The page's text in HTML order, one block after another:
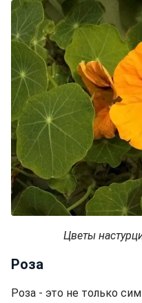
Цветы
Роза
Роза - это не только